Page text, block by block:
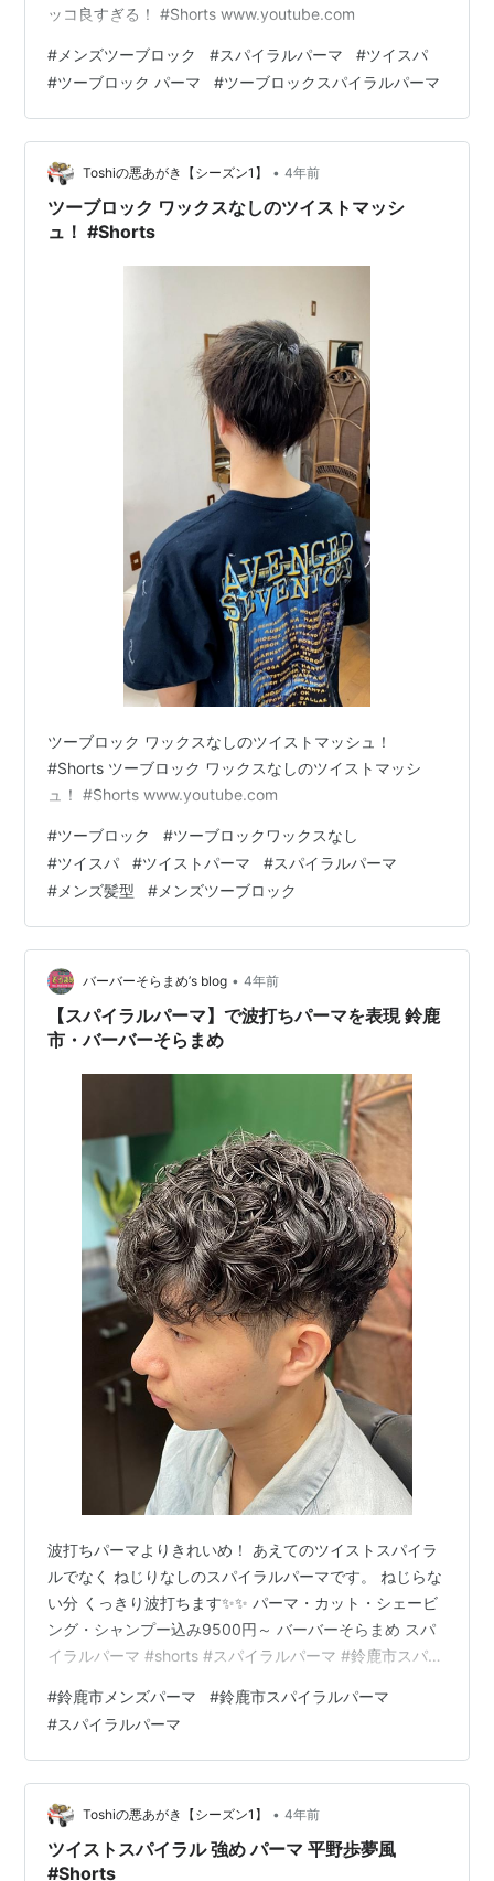
ッコ良すぎる！ #Shorts www.youtube.com
# メンズツーブロック #スパイラルパーマ #ツイスパ
#ツーブロック パーマ #ツーブロックスパイラルパーマ
Toshiの悪あがき【シーズン1】 • 4年前
ツーブロック ワックスなしのツイストマッシ
ュ！ #Shorts
ツーブロック ワックスなしのツイストマッシュ！
#Shorts ツーブロック ワックスなしのツイストマッシ
ュ！ #Shorts www.youtube.com
#ツーブロック #ツーブロックワックスなし
#ツイスパ #ツイストパーマ #スパイラルパーマ
# メンズ髪型 # メンズツーブロック
バーバーそらまめ’s blog • 4年前
【スパイラルパーマ】で波打ちパーマを表現 鈴鹿
市・バーバーそらまめ
波打ちパーマよりきれいめ！ あえてのツイストスパイラ
ルでなく ねじりなしのスパイラルパーマです。 ねじらな
い分 くっきり波打ちます✨✨ パーマ・カット・シェービ
ング・シャンプー込み9500円～ バーバーそらまめ スパ
イラルパーマ #shorts #スパイラルパーマ #鈴鹿市スパイ
記事👇 波打ちパーマ…ハード目。鈴鹿市・バーバーそら
まめ - バーバーそらまめ’s blog
www.barbersoramame.com そらまめのパーマメニュー
- バーバーそらまめ’s blog www.barbersoramame.com
#鈴鹿市メンズパーマ #鈴鹿市スパイラルパーマ
#スパイラルパーマ
Toshiの悪あがき【シーズン1】 • 4年前
ツイストスパイラル 強め パーマ 平野歩夢風
#Shorts